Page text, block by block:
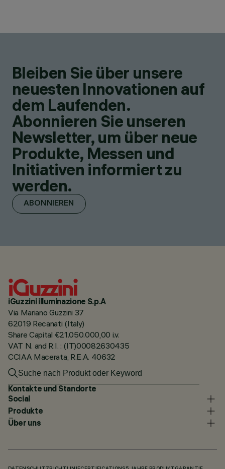
Bleiben Sie über unsere
neuesten Innovationen auf
dem Laufenden.
Abonnieren Sie unseren
Newsletter, um über neue
Produkte, Messen und
Initiativen informiert zu
werden.
ABONNIEREN
iGuzzini illuminazione S.p.A
Via Mariano Guzzini 37
62019 Recanati (Italy)
Share Capital €21.050.000,00 i.v.
VAT N. and R.I. : (IT)00082630435
CCIAA Macerata, R.E.A. 40632
Kontakte und Standorte
Social
Produkte
Über uns